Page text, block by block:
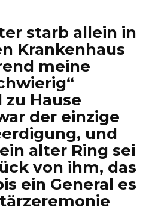
starb allein in
Krankenhaus
meine
Hause
der einzige
und
alter Ring sei
von ihm, das
ein General es